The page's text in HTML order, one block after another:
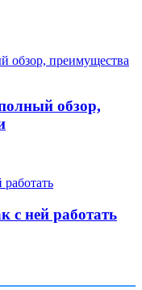
обзор,
с ней работать